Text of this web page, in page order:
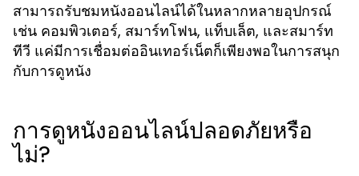
สามารถรับชมหนังออนไลน์ได้ในหลากหลายอุปกรณ์
เช่น คอมพิวเตอร์, สมาร์ทโฟน, แท็บเล็ต, และสมาร์ท
ทีวี แค่มีการเชื่อมต่ออินเทอร์เน็ตก็เพียงพอในการสนุก
กับการดูหนัง
การดูหนังออนไลน์ปลอดภัยหรือ
ไม่?